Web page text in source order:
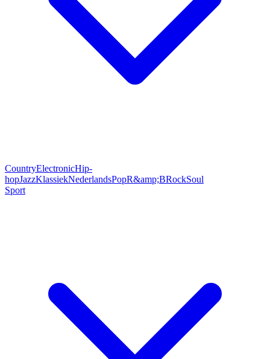
CountryElectronicHip-
hopJazzKlassiekNederlandsPopR&amp;BRockSoul
Sport